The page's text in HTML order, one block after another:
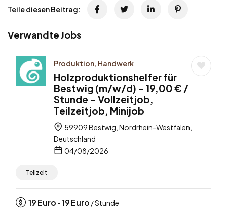
Teile diesen Beitrag:
Verwandte Jobs
Produktion, Handwerk
Holzproduktionshelfer für
Bestwig (m/w/d) – 19,00 € /
Stunde – Vollzeitjob,
Teilzeitjob, Minijob
59909 Bestwig, Nordrhein-Westfalen,
Deutschland
04/08/2026
Teilzeit
19Euro -19Euro / Stunde